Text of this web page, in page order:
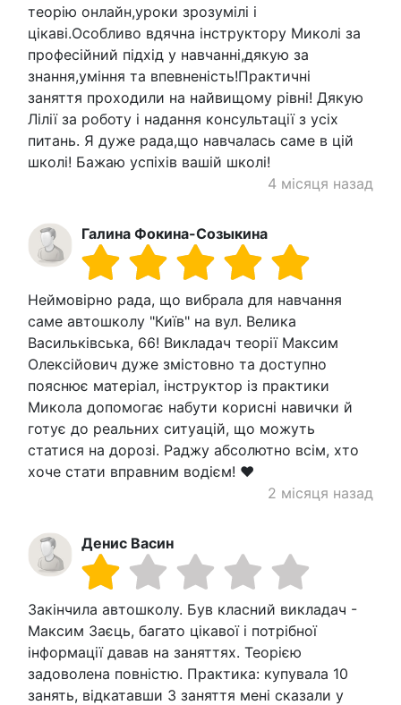
теорію онлайн,уроки зрозумілі і
цікаві.Особливо вдячна інструктору Миколі за
професійний підхід у навчанні,дякую за
знання,уміння та впевненість!Практичні
заняття проходили на найвищому рівні! Дякую
Лілії за роботу і надання консультації з усіх
питань. Я дуже рада,що навчалась саме в цій
школі! Бажаю успіхів вашій школі!
4 місяця назад
Галина Фокина-Созыкина
Неймовірно рада, що вибрала для навчання
саме автошколу "Київ" на вул. Велика
Васильківська, 66! Викладач теорії Максим
Олексійович дуже змістовно та доступно
пояснює матеріал, інструктор із практики
Микола допомогає набути корисні навички й
готує до реальних ситуацій, що можуть
статися на дорозі. Раджу абсолютно всім, хто
хоче стати вправним водієм! ❤
2 місяця назад
Денис Васин
Закінчила автошколу. Був класний викладач -
Максим Заєць, багато цікавої і потрібної
інформації давав на заняттях. Теорією
задоволена повністю. Практика: купувала 10
занять, відкатавши 3 заняття мені сказали у